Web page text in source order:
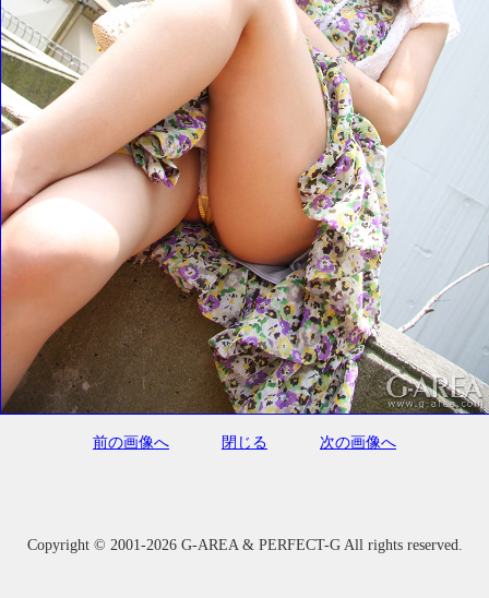
前の画像へ 閉じる 次の画像へ
Copyright © 2001-2026 G-AREA & PERFECT-G All rights reserved.